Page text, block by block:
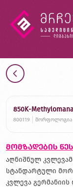
850K-
800119 მორფოლოგია
მომზადების
აღნიშნულ
სტანდარტული
კვლევა